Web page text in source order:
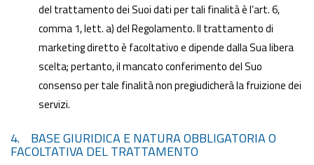
del trattamento dei Suoi dati per tali finalità è l’art. 6,
comma 1, lett. a) del Regolamento. Il trattamento di
marketing diretto è facoltativo e dipende dalla Sua libera
scelta; pertanto, il mancato conferimento del Suo
consenso per tale finalità non pregiudicherà la fruizione dei
servizi.
4. BASE GIURIDICA E NATURA OBBLIGATORIA O
FACOLTATIVA DEL TRATTAMENTO